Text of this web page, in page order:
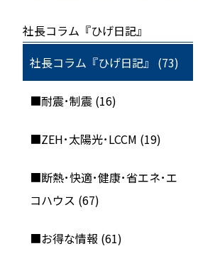
社長コラム『ひげ日記』
社長コラム『ひげ日記』 (73)
■耐震･制震 (16)
■ZEH･太陽光･LCCM (19)
■断熱･快適･健康･省エネ･エ
コハウス (67)
■お得な情報 (61)